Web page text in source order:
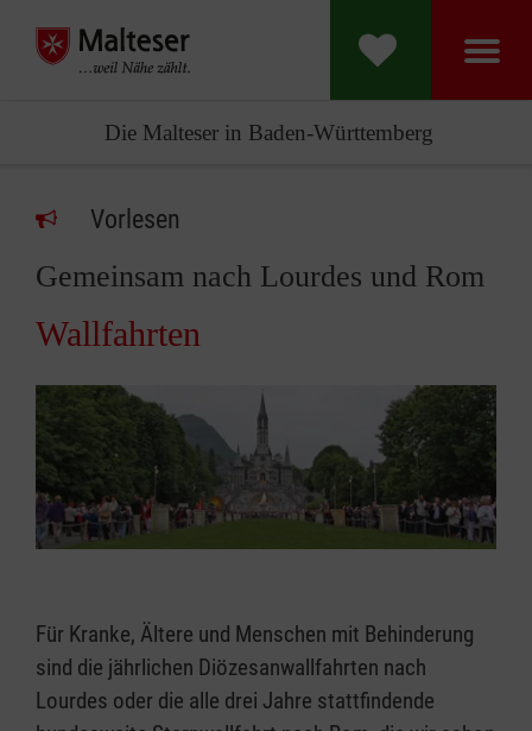
Die Malteser in Baden-Württemberg
Vorlesen
Gemeinsam nach Lourdes und Rom
Wallfahrten
Für Kranke, Ältere und Menschen mit Behinderung
sind die jährlichen Diözesanwallfahrten nach
Lourdes oder die alle drei Jahre stattfindende